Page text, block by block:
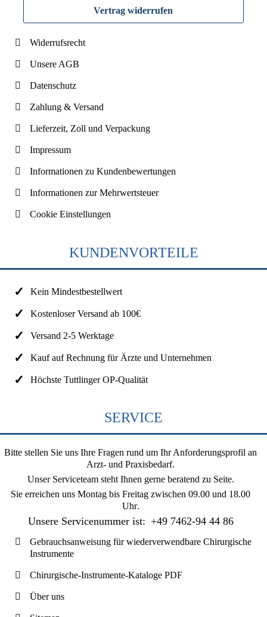
Vertrag widerrufen
Widerrufsrecht
Unsere AGB
Datenschutz
Zahlung & Versand
Lieferzeit, Zoll und Verpackung
Impressum
Informationen zu Kundenbewertungen
Informationen zur Mehrwertsteuer
Cookie Einstellungen
KUNDENVORTEILE
Kein Mindestbestellwert
Kostenloser Versand ab 100€
Versand 2-5 Werktage
Kauf auf Rechnung für Ärzte und Unternehmen
Höchste Tuttlinger OP-Qualität
SERVICE
Bitte stellen Sie uns Ihre Fragen rund um Ihr Anforderungsprofil an
Arzt- und Praxisbedarf.
Unser Serviceteam steht Ihnen gerne beratend zu Seite.
Sie erreichen uns Montag bis Freitag zwischen 09.00 und 18.00
Uhr.
Unsere Servicenummer ist: +49 7462-94 44 86
Gebrauchsanweisung für wiederverwendbare Chirurgische
Instrumente
Chirurgische-Instrumente-Kataloge PDF
Über uns